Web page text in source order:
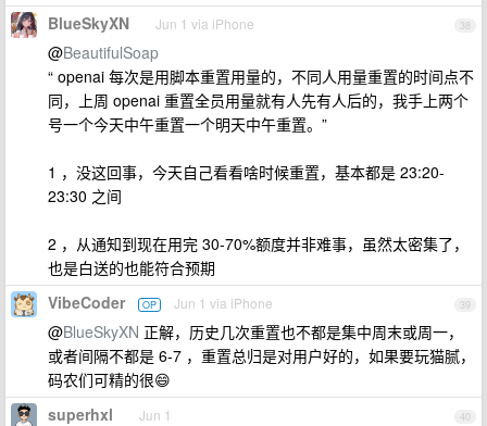
38
BlueSkyXN Jun 1 via iPhone
@BeautifulSoap
“ openai 每次是用脚本重置用量的，不同人用量重置的时间点不
同，上周 openai 重置全员用量就有人先有人后的，我手上两个
号一个今天中午重置一个明天中午重置。”
1 ，没这回事，今天自己看看啥时候重置，基本都是 23:20-
23:30 之间
2 ，从通知到现在用完 30-70%额度并非难事，虽然太密集了，
也是白送的也能符合预期
39
VibeCoder OP Jun 1 via iPhone
@BlueSkyXN 正解，历史几次重置也不都是集中周末或周一，
或者间隔不都是 6-7 ，重置总归是对用户好的，如果要玩猫腻，
码农们可精的很😄
40
superhxl Jun 1